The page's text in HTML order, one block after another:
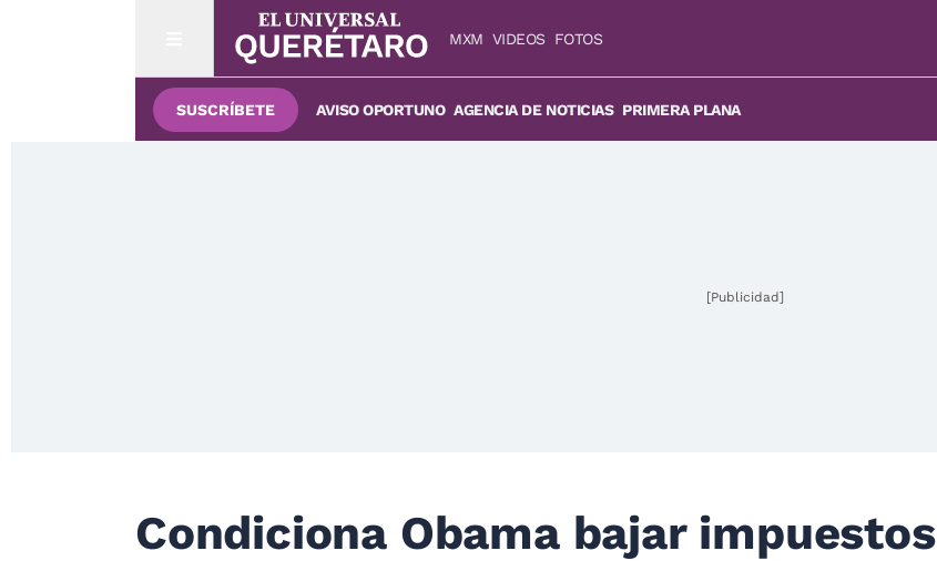
MXM VIDEOS FOTOS
SUSCRÍBETE AVISO OPORTUNO AGENCIA DE NOTICIAS PRIMERA PLANA
[Publicidad]
Condiciona Obama bajar impuestos